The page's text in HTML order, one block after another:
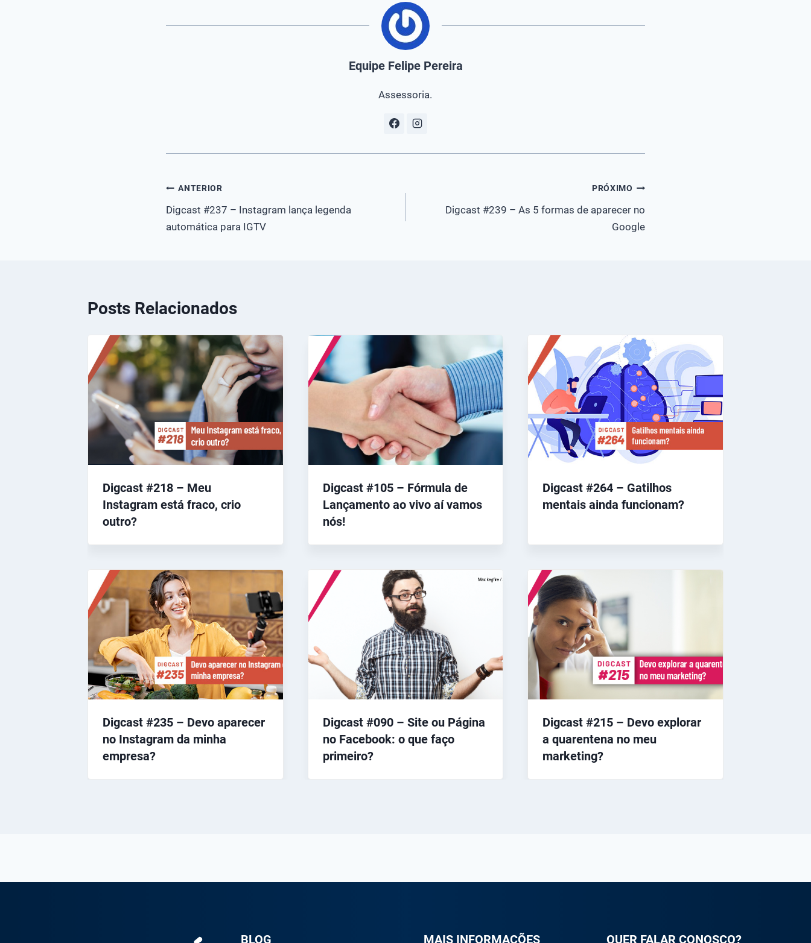
Equipe Felipe Pereira
Assessoria.
Navegação
de
ANTERIOR
Digcast #237 – Instagram lança legenda
automática para IGTV
PRÓXIMO
Digcast #239 – As 5 formas de aparecer no
Google
Posts Relacionados
Digcast #218 – Meu
Instagram está fraco, crio
outro?
Digcast #105 – Fórmula de
Lançamento ao vivo aí vamos
nós!
Digcast #264 – Gatilhos
mentais ainda funcionam?
Digcast #235 – Devo aparecer
no Instagram da minha
empresa?
Digcast #090 – Site ou Página
no Facebook: o que faço
primeiro?
Digcast #215 – Devo explorar
a quarentena no meu
marketing?
BLOG MAIS INFORMAÇÕES QUER FALAR CONOSCO?